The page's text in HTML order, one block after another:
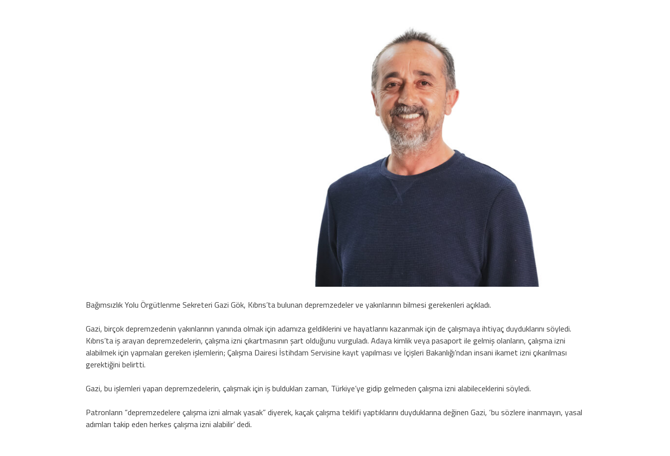
Bağımsızlık Yolu Örgütlenme Sekreteri Gazi Gök, Kıbrıs’ta bulunan depremzedeler ve yakınlarının bilmesi gerekenleri açıkladı.
Gazi, birçok depremzedenin yakınlarının yanında olmak için adamıza geldiklerini ve hayatlarını kazanmak için de çalışmaya ihtiyaç duyduklarını söyledi.
Kıbrıs’ta iş arayan depremzedelerin, çalışma izni çıkartmasının şart olduğunu vurguladı. Adaya kimlik veya pasaport ile gelmiş olanların, çalışma izni
alabilmek için yapmaları gereken işlemlerin; Çalışma Dairesi İstihdam Servisine kayıt yapılması ve İçişleri Bakanlığı’ndan insani ikamet izni çıkarılması
gerektiğini belirtti.
Gazi, bu işlemleri yapan depremzedelerin, çalışmak için iş buldukları zaman, Türkiye’ye gidip gelmeden çalışma izni alabileceklerini söyledi.
Patronların “depremzedelere çalışma izni almak yasak” diyerek, kaçak çalışma teklifi yaptıklarını duyduklarına değinen Gazi, ‘bu sözlere inanmayın, yasal
adımları takip eden herkes çalışma izni alabilir’ dedi.